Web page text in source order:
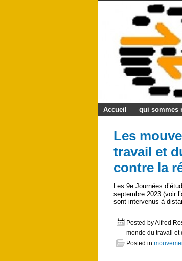
Accueil qui sommes
Les
travail et
contre la
Les 9e Journées
septembre 2023 (voir
sont intervenus à
Posted by Alfred
monde du travail et
Posted in